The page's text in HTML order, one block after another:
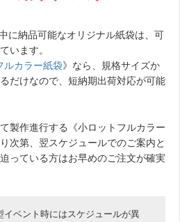
に納品可能なオリジナル紙袋は、可
います。
ルカラー紙袋》なら、規格サイズか
だけなので、短納期出荷対応が可能
製作進行する《小ロットフルカラー
次第、翌スケジュールでのご案内と
っている方はお早めのご注文が確実
ベント時にはスケジュールが異